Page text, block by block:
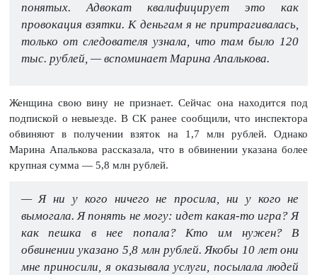
понятых. Адвокат квалифицирует это как
провокация взятки. К деньгам я не притрагивалась,
только от следователя узнала, что там было 120
тыс. рублей, — вспоминает Марина Апалькова.
Женщина свою вину не признает. Сейчас она находится под
подпиской о невыезде. В СК ранее сообщили, что инспектора
обвиняют в получении взяток на 1,7 млн рублей. Однако
Марина Апалькова рассказала, что в обвинении указана более
крупная сумма — 5,8 млн рублей.
— Я ни у кого ничего не просила, ни у кого не
вымогала. Я понять не могу: идет какая-то игра? Я
как пешка в нее попала? Кто им нужен? В
обвинении указано 5,8 млн рублей. Якобы 10 лет они
мне приносили, я оказывала услуги, посылала людей